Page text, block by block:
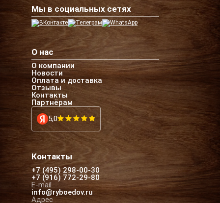
Мы в социальных сетях
О нас
О компании
Новости
Оплата и доставка
Отзывы
Контакты
Партнёрам
5,0
Контакты
+7 (495) 298-00-30
+7 (916) 772-29-80
E-mail
info@ryboedov.ru
Адрес